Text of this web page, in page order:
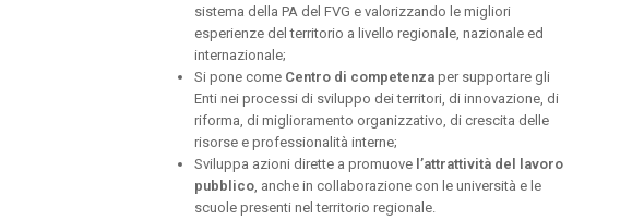
sistema della PA del FVG e valorizzando le migliori
esperienze del territorio a livello regionale, nazionale ed
internazionale;
Si pone come Centro di competenzaper supportare gli
Enti nei processi di sviluppo dei territori, di innovazione, di
riforma, di miglioramento organizzativo, di crescita delle
risorse e professionalità interne;
Sviluppa azioni dirette a promuove l’attrattività del lavoro
pubblico, anche in collaborazione con le università e le
scuole presenti nel territorio regionale.